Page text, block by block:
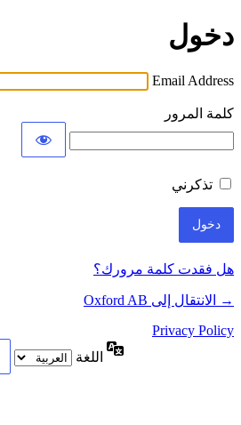
دخول
Email Address
كلمة المرور
تذكرني
هل فقدت كلمة مرورك؟
→ الانتقال إلى Oxford AB
Privacy Policy
اللغة